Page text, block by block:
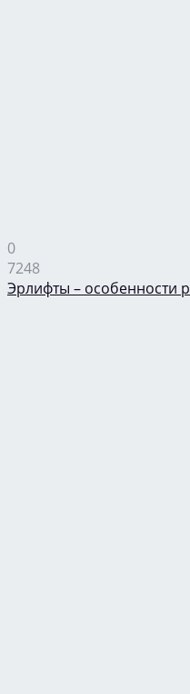
0
7248
Эрлифты – особенности